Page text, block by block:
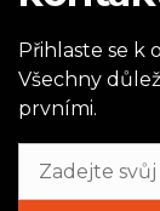
Přihlaste se k
Všechny
prvními.